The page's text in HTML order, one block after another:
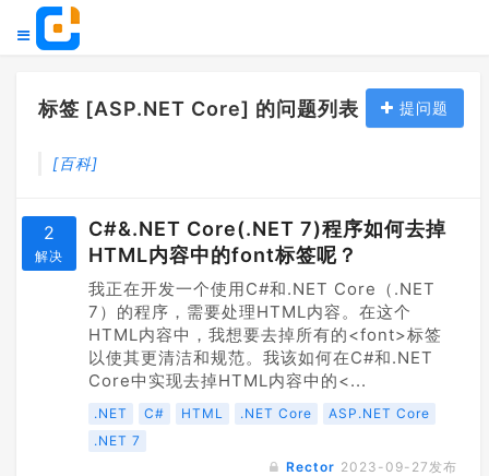
标签 [ASP.NET Core] 的问题列表
[百科]
提问题
2
解决
C#&.NET Core(.NET 7)程序如何去掉
HTML内容中的font标签呢？
我正在开发一个使用C#和.NET Core（.NET
7）的程序，需要处理HTML内容。在这个
HTML内容中，我想要去掉所有的<font>标签
以使其更清洁和规范。我该如何在C#和.NET
Core中实现去掉HTML内容中的<...
.NET C# HTML .NET Core
ASP.NET Core
.NET 7
Rector 2023-09-27发布